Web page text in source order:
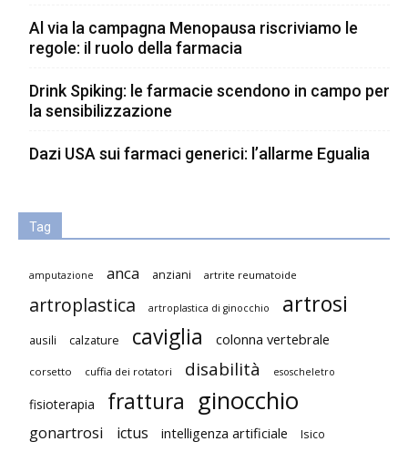
Al via la campagna Menopausa riscriviamo le
regole: il ruolo della farmacia
Drink Spiking: le farmacie scendono in campo per
la sensibilizzazione
Dazi USA sui farmaci generici: l’allarme Egualia
Tag
amputazione anca anziani artrite reumatoide
artroplastica artroplastica di ginocchio artrosi
ausili calzature caviglia colonna vertebrale
corsetto cuffia dei rotatori disabilità esoscheletro
fisioterapia frattura ginocchio
gonartrosi ictus intelligenza artificiale Isico